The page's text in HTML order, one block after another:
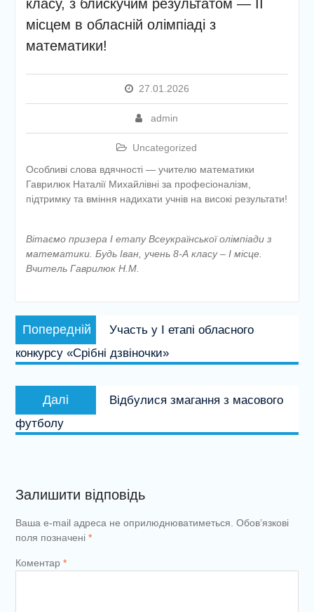
етапу Всеукраїнської
дитячо-юнацької
«Сокіл» («Джура»)
проведено підсумкову
класу, з блискучим результатом — ІІ
місцем в обласній олімпіаді з
математики!
27.01.2026
admin
Uncategorized
Особливі слова вдячності — учителю математики
Гаврилюк Наталії Михайлівні за професіоналізм,
підтримку та вміння надихати учнів на високі результати!
Вітаємо призера І етапу Всеукраїнської олімпіади з
математики. Будь Іван, учень 8-А класу – І місце.
Вчитель Гаврилюк Н.М.
Навігація
записів
Попередній
запис:
Участь у І етапі обласного
конкурсу «Срібні дзвіночки»
Далі
запис:
Відбулися змагання з масового
футболу
Залишити відповідь
Ваша e-mail адреса не оприлюднюватиметься. Обов’язкові
поля позначені *
Коментар *